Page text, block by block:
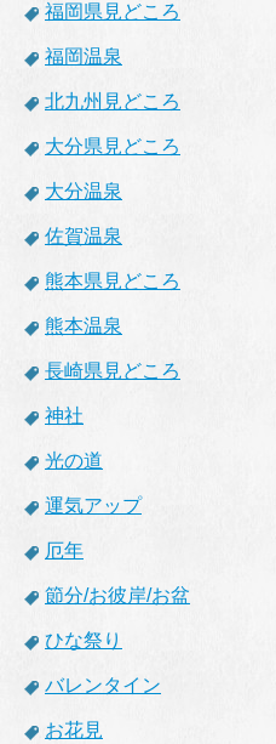
福岡県見どころ
福岡温泉
北九州見どころ
大分県見どころ
大分温泉
佐賀温泉
熊本県見どころ
熊本温泉
長崎県見どころ
神社
光の道
運気アップ
厄年
節分/お彼岸/お盆
ひな祭り
バレンタイン
お花見